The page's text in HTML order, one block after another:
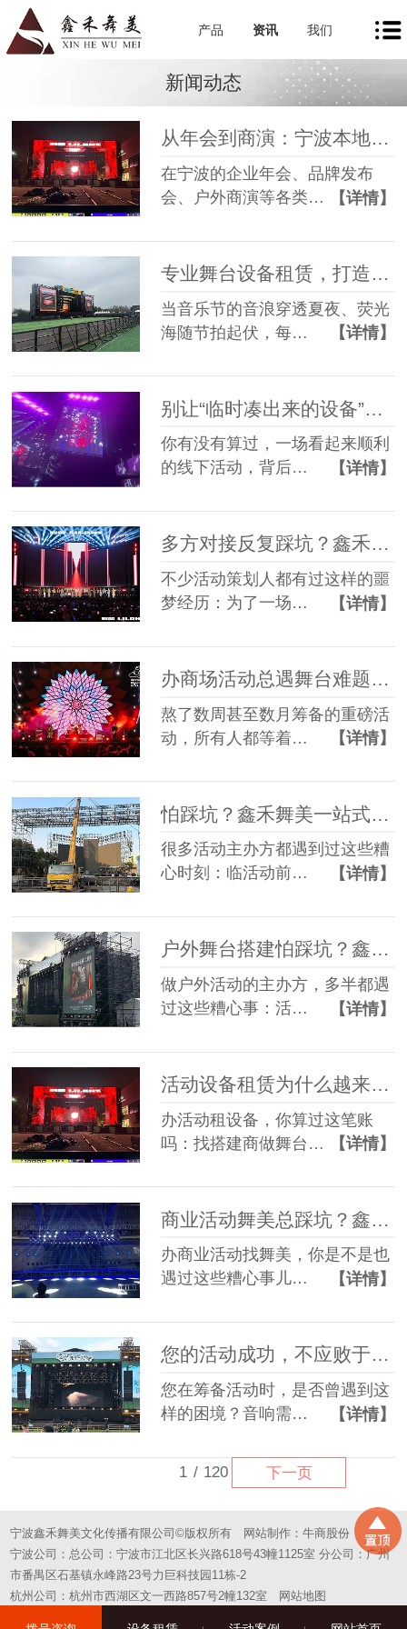
产品 资讯 我们
新闻动态
从年会到商演：宁波本地舞美租赁如何让每一场活动都出彩
在宁波的企业年会、品牌发布
会、户外商演等各类…
【详情】
专业舞台设备租赁，打造沉浸式音乐节现场
当音乐节的音浪穿透夏夜、荧光
海随节拍起伏，每…
【详情】
你有没有算过，一场看起来顺利
的线下活动，背后…
【详情】
多方对接反复踩坑？鑫禾舞美一站式舞美服务让你少走90%弯路
不少活动策划人都有过这样的噩
梦经历：为了一场…
【详情】
办商场活动总遇舞台难题？鑫禾舞美一站式帮你解决
熬了数周甚至数月筹备的重磅活
动，所有人都等着…
【详情】
怕踩坑？鑫禾舞美一站式租赁搭建帮你省一半心
很多活动主办方都遇到过这些糟
心时刻：临活动前…
【详情】
户外舞台搭建怕踩坑？鑫禾舞美给你稳稳的保障
做户外活动的主办方，多半都遇
过这些糟心事：活…
【详情】
活动设备租赁为什么越来越多人选一站式？
办活动租设备，你算过这笔账
吗：找搭建商做舞台…
【详情】
商业活动舞美总踩坑？鑫禾一站式方案帮您避坑
办商业活动找舞美，你是不是也
遇过这些糟心事儿…
【详情】
您的活动成功，不应败于“拼凑”的舞台——选择一站式，选择省心
您在筹备活动时，是否曾遇到这
样的困境？音响需…
【详情】
1 / 120 下一页
宁波鑫禾舞美文化传播有限公司©版权所有 网站制作：牛商股份
宁波公司：总公司：宁波市江北区长兴路618号43幢1125室 分公司：广州
市番禺区石基镇永峰路23号力巨科技园11栋-2
杭州公司：杭州市西湖区文一西路857号2幢132室
网站地图